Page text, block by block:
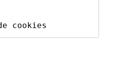
cookies